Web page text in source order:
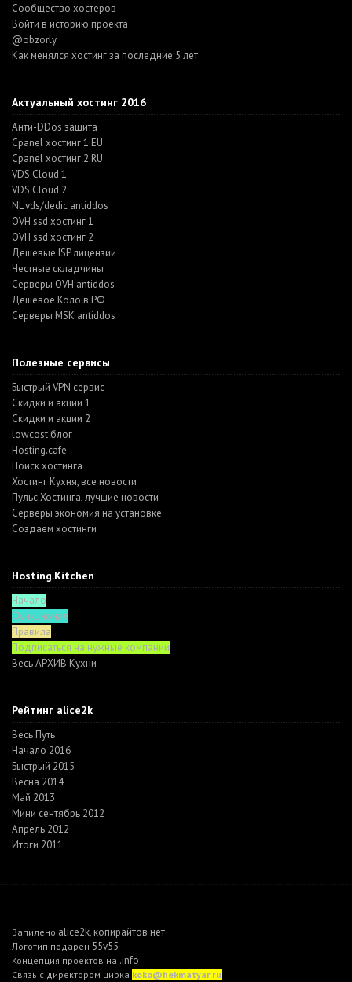
Cообщество хостеров
Войти в историю проекта
@obzorly
Как менялся хостинг за последние 5 лет
Актуальный хостинг 2016
Анти-DDos защита
Cpanel хостинг 1 EU
Cpanel хостинг 2 RU
VDS Cloud 1
VDS Cloud 2
NL vds/dedic antiddos
OVH ssd хостинг 1
OVH ssd хостинг 2
Дешевые ISP лицензии
Честные складчины
Серверы OVH antiddos
Дешевое Коло в РФ
Серверы MSK antiddos
Полезные сервисы
Быстрый VPN сервис
Скидки и акции 1
Скидки и акции 2
lowcost блог
Hosting.cafe
Поиск хостинга
Хостинг Кухня, все новости
Пульс Хостинга, лучшие новости
Серверы экономия на установке
Создаем хостинги
Hosting.Kitchen
Начало
Функционал
Правила
Подписаться на нужные компании
Весь АРХИВ Кухни
Рейтинг alice2k
Весь Путь
Начало 2016
Быстрый 2015
Весна 2014
Май 2013
Мини сентябрь 2012
Апрель 2012
Итоги 2011
Запилено alice2k копирайтов нет
Логотип подарен 55v55
Концепция проектов на .info
Связь с директором цирка koko@hekmatyar.ru